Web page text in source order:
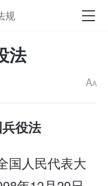
规
法
AA
役法
国人民代表大